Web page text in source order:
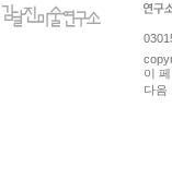
이
다음